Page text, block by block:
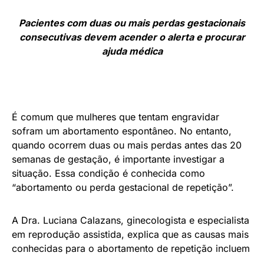
Pacientes com duas ou mais perdas gestacionais
consecutivas devem acender o alerta e procurar
ajuda médica
É comum que mulheres que tentam engravidar
sofram um abortamento espontâneo. No entanto,
quando ocorrem duas ou mais perdas antes das 20
semanas de gestação, é importante investigar a
situação. Essa condição é conhecida como
“abortamento ou perda gestacional de repetição”.
A Dra. Luciana Calazans, ginecologista e especialista
em reprodução assistida, explica que as causas mais
conhecidas para o abortamento de repetição incluem